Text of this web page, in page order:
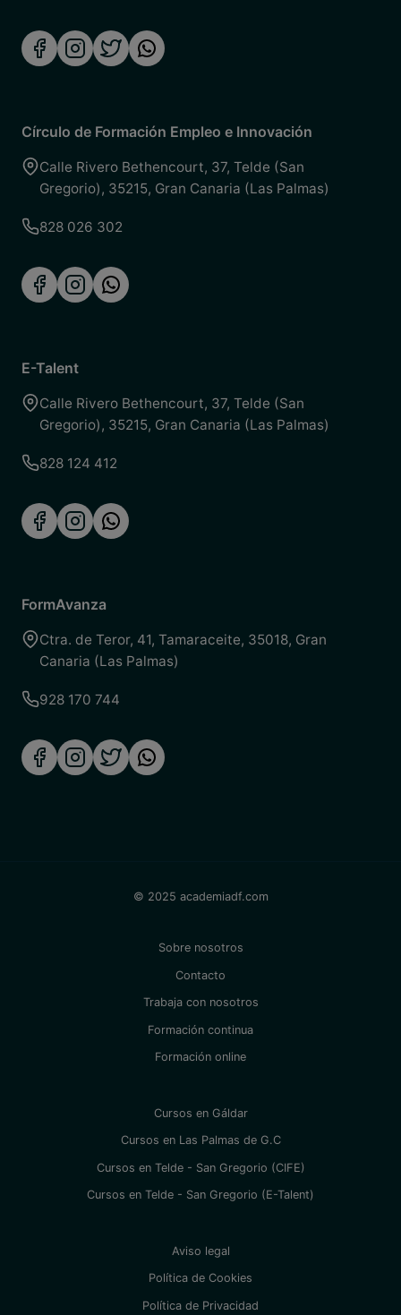
Círculo de Formación Empleo e Innovación
Calle Rivero Bethencourt, 37, Telde (San
Gregorio), 35215, Gran Canaria (Las Palmas)
828 026 302
E-Talent
Calle Rivero Bethencourt, 37, Telde (San
Gregorio), 35215, Gran Canaria (Las Palmas)
828 124 412
FormAvanza
Ctra. de Teror, 41, Tamaraceite, 35018, Gran
Canaria (Las Palmas)
928 170 744
© 2025 academiadf.com
Sobre nosotros
Contacto
Trabaja con nosotros
Formación continua
Formación online
Cursos en Gáldar
Cursos en Las Palmas de G.C
Cursos en Telde - San Gregorio (CIFE)
Cursos en Telde - San Gregorio (E-Talent)
Aviso legal
Política de Cookies
Política de Privacidad